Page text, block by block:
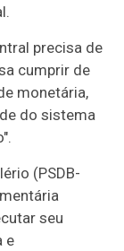
precisa de
cumprir de
monetária,
do sistema
(PSDB-
seu
e